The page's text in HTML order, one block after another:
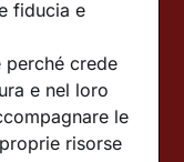
fiducia e
perché crede
e nel loro
le
risorse